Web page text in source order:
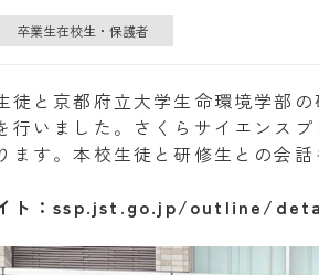
卒業生在校生・保護者
と京都府立大学生命環境学部
行いました。さくらサイエンス
ます。本校生徒と研修生との会
イト：ssp.jst.go.jp/outline/